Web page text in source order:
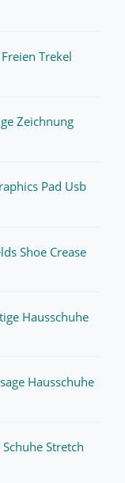
Trekel
Zeichnung
Pad Usb
Shoe Crease
Hausschuhe
Hausschuhe
Stretch